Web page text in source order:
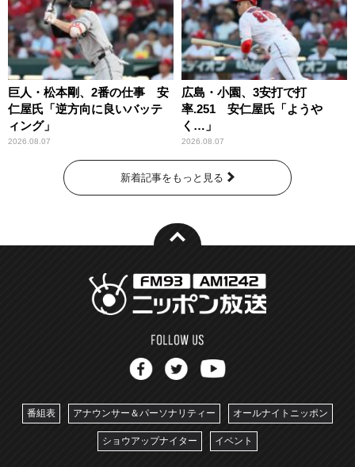
巨人・松本剛、2番の仕事 安
仁屋氏「逆方向に良いバッテ
ィング」
2026.08.07
広島・小園、3安打で打
率.251 安仁屋氏「ようや
く…」
2026.08.07
新着記事をもっと見る
番組表 アナウンサー＆パーソナリティー オールナイトニッポン
ショウアップナイター イベント